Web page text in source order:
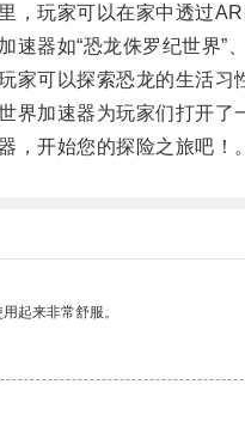
玩家可以在家中透过AR
器如“恐龙侏罗纪世界”、
可以探索恐龙的生活习
加速器为玩家们打开了
开始您的探险之旅吧！。
起来非常舒服。